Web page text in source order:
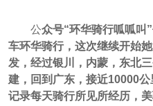
公众号“环华骑行呱呱叫
车环华骑行，这次继续开始
发，经过银川，内蒙，东北
建，回到广东，接近10000公
记录每天骑行所见所经历，